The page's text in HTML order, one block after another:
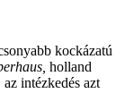
kockázatú
holland
intézkedés azt